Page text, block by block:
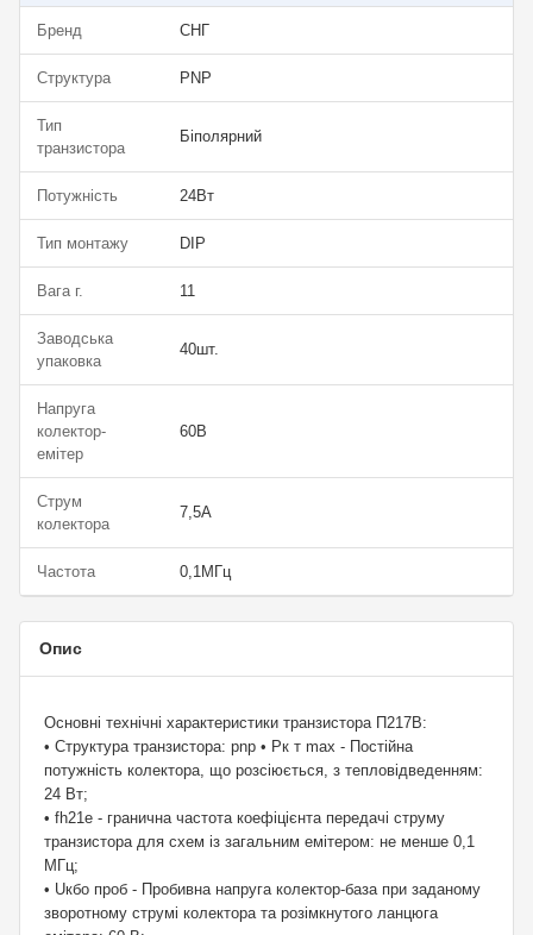
Бренд СНГ
Структура PNP
Тип
транзистора
Біполярний
Потужність 24Вт
Тип монтажу DIP
Вага г. 11
Заводська
упаковка
40шт.
Напруга
колектор-
емітер
60В
Струм
колектора
7,5A
Частота 0,1МГц
Опис
Основні технічні характеристики транзистора П217В:
• Структура транзистора: pnp • Рк т max - Постійна
потужність колектора, що розсіюється, з тепловідведенням:
24 Вт;
• fh21е - гранична частота коефіцієнта передачі струму
транзистора для схем із загальним емітером: не менше 0,1
МГц;
• Uкбо проб - Пробивна напруга колектор-база при заданому
зворотному струмі колектора та розімкнутого ланцюга